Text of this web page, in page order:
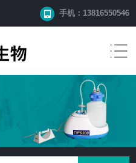
手机：13816550546